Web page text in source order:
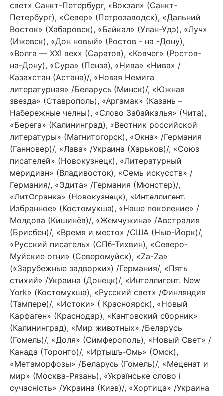
свет» Санкт-Петербург, «Вокзал» (Санкт-
Петербург), «Север» (Петрозаводск), «Дальний
Восток» (Хабаровск), «Байкал» (Улан-Удэ), «Луч»
(Ижевск), «Дон новый» (Ростов - на -Дону),
«Волга — XXI век» (Саратов), «Ковчег» (Ростов-
на-Дону), «Сура» (Пенза), «Нива» «Нива» /
Казахстан (Астана)/, «Новая Немига
литературная» /Беларусь (Минск)/, «Южная
звезда» (Ставрополь), «Аргамак» (Казань –
Набережные челны), «Слово Забайкалья» (Чита),
«Берега» (Калининград), «Вестник российской
литературы» (Магнитогорск), «Окна» /Германия
(Ганновер)/, «Лава» /Украина (Харьков)/, «Союз
писателей» (Новокузнецк), «Литературный
меридиан» (Владивосток), «Семь искусств» /
Германия/, «Эдита» /Германия (Мюнстер)/,
«ЛитОгранка» (Новокузнецк), «Интеллигент.
Избранное» (Костомукша), «Наше поколение» /
Молдова (Кишинёв)/, «Жемчужина» /Австралия
(Брисбен)/, «Время и место» /США (Нью-Йорк)/,
«Русский писатель» (СПб-Тихвин), «Северо-
Муйские огни» (Северомуйск), «Za-Za»
(«Зарубежные задворки») /Германия/, «Пять
стихий» /Украина (Донецк)/, «Интеллигент. New
York» (Костомукша), «Русский свет» /Финляндия
(Тампере)/, «Истоки» ( Красноярск), «Новый
Карфаген» (Краснодар), «Кантовский сборник»
(Калининград), «Мир животных» /Беларусь
(Гомель)/, «Доля» (Симферополь), «Новый Свет» /
Канада (Торонто)/, «Иртышъ-Омь» (Омск),
«Метаморфозы» /Беларусь (Гомель)/, «Меценат и
мир» (Москва-Рязань), «Українське слово і
сучасність» /Украина (Киев)/, «Хортица» /Украина